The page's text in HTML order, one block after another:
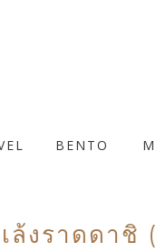
BENTO
ล้งราดดาชิ